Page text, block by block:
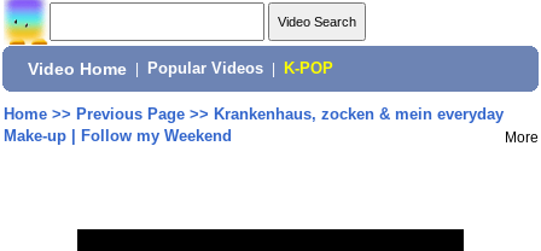
Video Home Popular Videos K-POP
Home>> Previous Page>> Krankenhaus, zocken & mein everyday
Make-up | Follow my Weekend
More